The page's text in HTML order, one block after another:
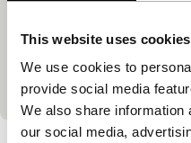
This website uses cookies
We use cookies to
provide social media
We also share information
our social media,
Bekijk op
Ingesloten inhoud van